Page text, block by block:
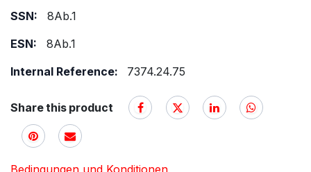
SSN:
8Ab.1
ESN:
8Ab.1
Internal Reference:
7374.24.75
Share this product
Bedingungen und Konditionen